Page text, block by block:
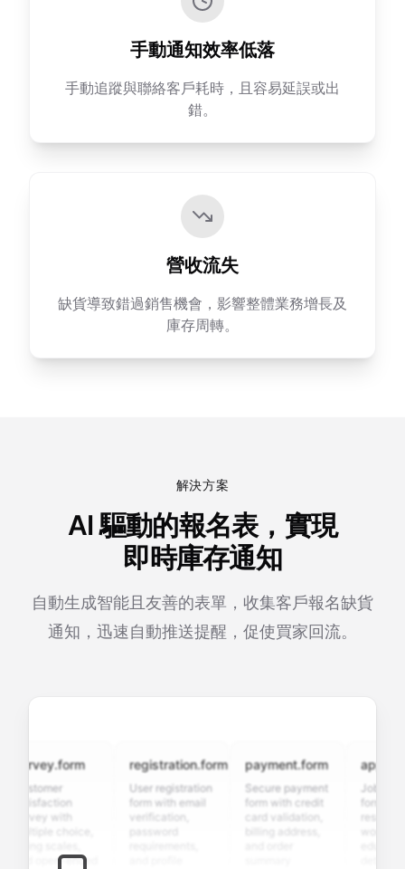
手動通知效率低落
手動追蹤與聯絡客戶耗時，且容易延誤或出
錯。
營收流失
缺貨導致錯過銷售機會，影響整體業務增長及
庫存周轉。
解決方案
AI 驅動的報名表，實現
即時庫存通知
自動生成智能且友善的表單，收集客戶報名缺貨
通知，迅速自動推送提醒，促使買家回流。
with
open-ended
registration.form
User registration
form with email
verification,
payment.form
Secure payment
form with credit
card validation,
Job
form with
resume